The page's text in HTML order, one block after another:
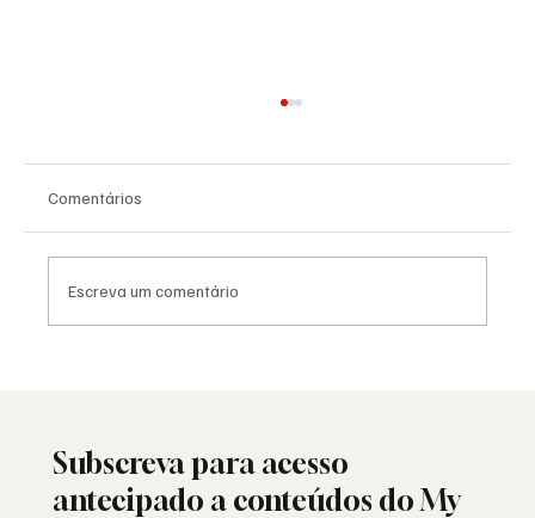
Comentários
Escreva um comentário
Subscreva para acesso
antecipado a conteúdos do My